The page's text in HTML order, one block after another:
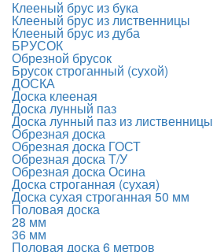
Клееный брус из бука
Клееный брус из лиственницы
Клееный брус из дуба
БРУСОК
Обрезной брусок
Брусок строганный (сухой)
ДОСКА
Доска клееная
Доска лунный паз
Доска лунный паз из лиственницы
Обрезная доска
Обрезная доска ГОСТ
Обрезная доска Т/У
Обрезная доска Осина
Доска строганная (сухая)
Доска сухая строганная 50 мм
Половая доска
28 мм
36 мм
Половая доска 6 метров